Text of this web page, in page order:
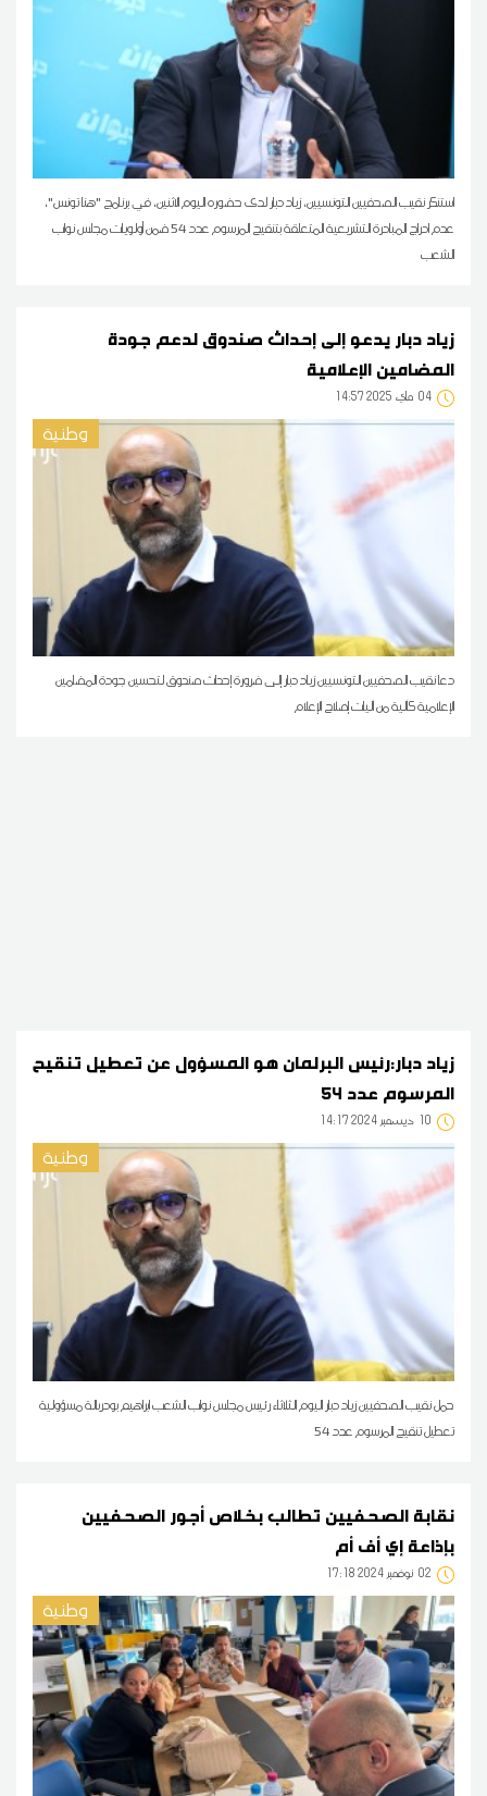
استنكر نقيب الصحفيين التونسيين، زياد دبار لدى حضوره اليوم الاثنين، في برنامج "هنا تونس"،
عدم ادراج المبادرة التشريعية المتعلقة بتنقيح المرسوم عدد 54 ضمن أولويات مجلس نواب
الشعب
زياد دبار يدعو إلى إحداث صندوق لدعم جودة
المضامين الإعلامية
04 14:57 2025 ماي
وطنية
دعا نقيب الصحفيين التونسيين زياد دبار إلى ضرورة إحداث صندوق لتحسين جودة المضامين
الإعلامية كآلية من آليات إصلاح الإعلام
زياد دبار:رئيس البرلمان هو المسؤول عن تعطيل تنقيح
المرسوم عدد 54
10 14:17 2024 ديسمبر
وطنية
حمل نقيب الصحفيين زياد دبار اليوم الثلاثاء رئيس مجلس نواب الشعب ابراهيم بودربالة مسؤولية
تعطيل تنقيح المرسوم عدد 54
نقابة الصحفيين تطالب بخلاص أجور الصحفيين
بإذاعة إي أف أم
02 17:18 2024 نوفمبر
وطنية